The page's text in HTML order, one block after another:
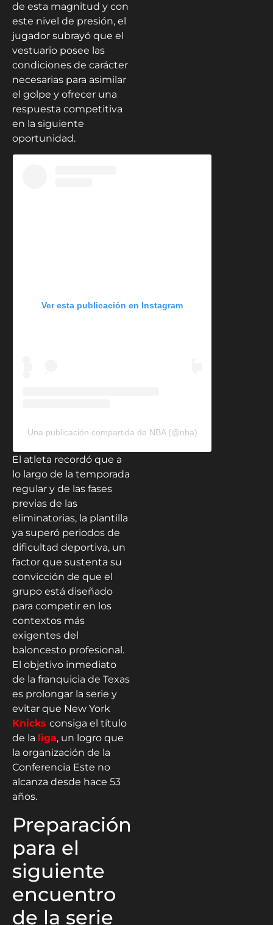
de esta magnitud y con
este nivel de presión, el
jugador subrayó que el
vestuario posee las
condiciones de carácter
necesarias para asimilar
el golpe y ofrecer una
respuesta competitiva
en la siguiente
oportunidad.
Ver esta publicación en Instagram
Una publicación compartida de NBA (@nba)
El atleta recordó que a
lo largo de la temporada
regular y de las fases
previas de las
eliminatorias, la plantilla
ya superó periodos de
dificultad deportiva, un
factor que sustenta su
convicción de que el
grupo está diseñado
para competir en los
contextos más
exigentes del
baloncesto profesional.
El objetivo inmediato
de la franquicia de Texas
es prolongar la serie y
evitar que New York
Knicks consiga el título
de la liga, un logro que
la organización de la
Conferencia Este no
alcanza desde hace 53
años.
Preparación
para el
siguiente
encuentro
de la serie